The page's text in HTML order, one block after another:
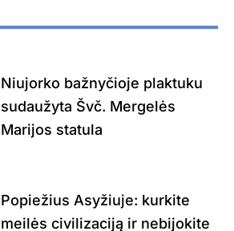
Niujorko bažnyčioje plaktuku
sudaužyta Švč. Mergelės
Marijos statula
Popiežius Asyžiuje: kurkite
meilės civilizaciją ir nebijokite